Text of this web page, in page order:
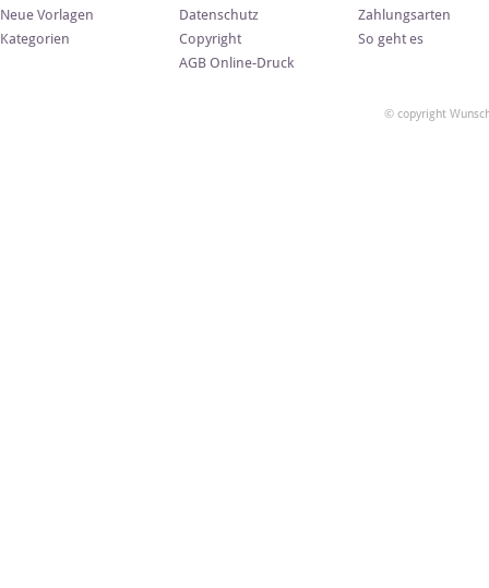
Neue Vorlagen
Kategorien
Datenschutz
Copyright
AGB Online-Druck
Zahlungsarten
So geht es
© copyright